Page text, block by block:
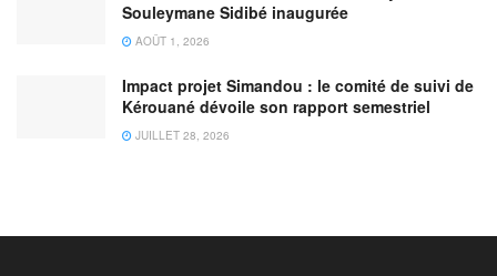
Souleymane Sidibé inaugurée
AOÛT 1, 2026
Impact projet Simandou : le comité de suivi de
Kérouané dévoile son rapport semestriel
JUILLET 28, 2026